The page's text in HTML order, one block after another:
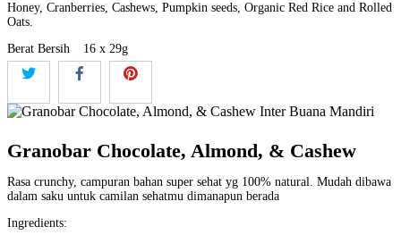
Honey, Cranberries, Cashews, Pumpkin seeds, Organic Red Rice and Rolled
Oats.
Berat Bersih
16 x 29g
Granobar Chocolate, Almond, & Cashew
Rasa crunchy, campuran bahan super sehat yg 100% natural. Mudah dibawa
dalam saku untuk camilan sehatmu dimanapun berada
Ingredients: